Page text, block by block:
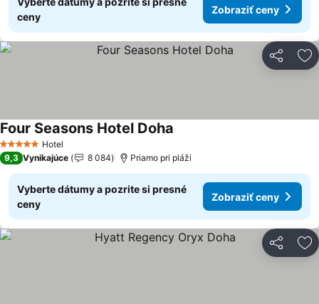
ceny
Zobraziť ceny
Zdieľať
5 Počet hviezdičiek
Hotel
Four Seasons Hotel Doha
9,3 Vynikajúce 8 084 Priamo pri pláži
Vyberte dátumy a pozrite si presné
ceny
Zobraziť ceny
Zdieľať